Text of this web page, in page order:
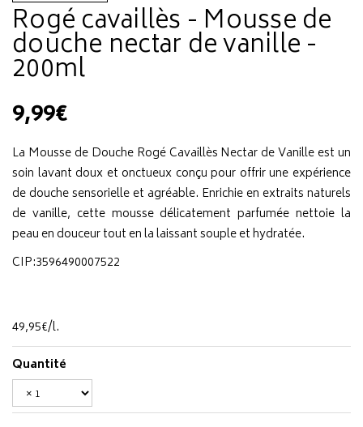
Rogé cavaillès - Mousse de
douche nectar de vanille -
200ml
9,99€
La Mousse de Douche Rogé Cavaillès Nectar de Vanille est un
soin lavant doux et onctueux conçu pour offrir une expérience
de douche sensorielle et agréable. Enrichie en extraits naturels
de vanille, cette mousse délicatement parfumée nettoie la
peau en douceur tout en la laissant souple et hydratée.
CIP:3596490007522
49,95€/l.
Quantité